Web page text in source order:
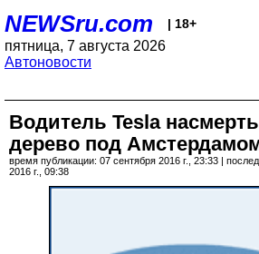
NEWSru.com | 18+
пятница, 7 августа 2026
Автоновости
Водитель Tesla
дерево под
время публикации: 07 сентября 2016 г., 23:33 |
2016 г., 09:38